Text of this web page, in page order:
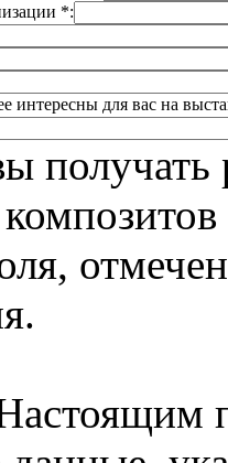
*:
интересны для вас на
получать